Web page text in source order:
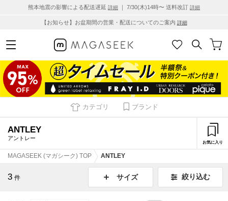
熊本地震の影響による配送遅延 詳細 ｜ 7/30(木)14時〜 送料改訂 詳細
【お知らせ】お盆期間の営業・配送についてのご案内 詳細
カテゴリ ブランド
ANTLEY
アントレー
お気に入り
MAGASEEK (マガシーク) TOP ANTLEY
3 件 サイズ 絞り込む